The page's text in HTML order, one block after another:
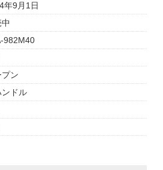
年9月1日
982M40
プン
ンドル